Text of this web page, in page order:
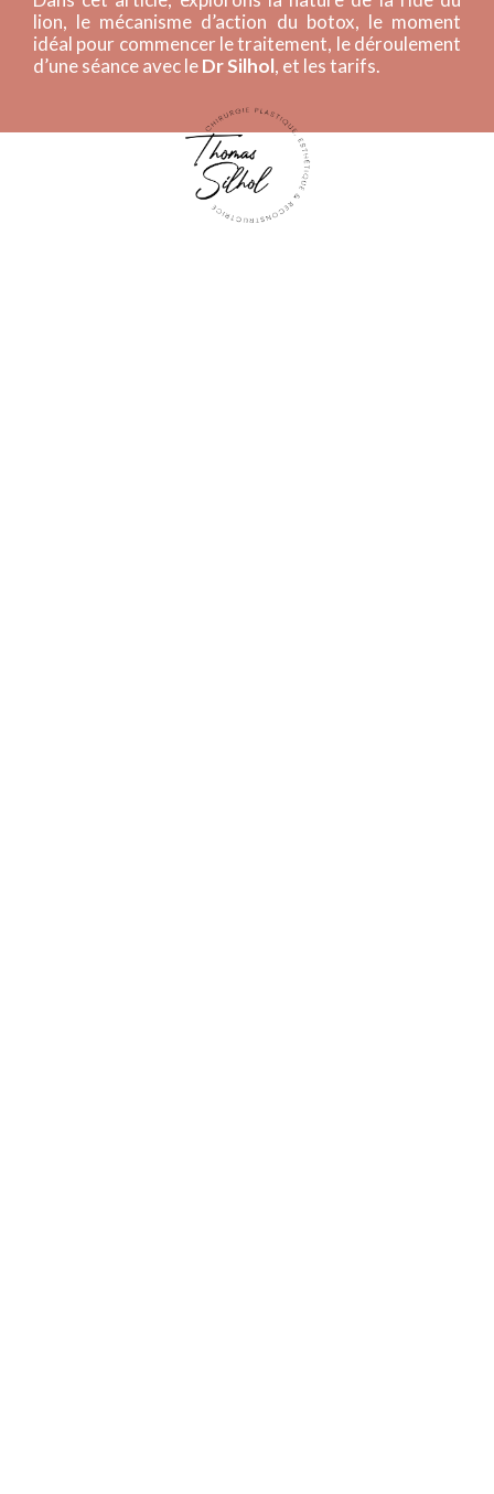
lion, le mécanisme d’action du botox, le moment
idéal pour commencer le traitement, le déroulement
d’une séance avec leDr Silhol, et les tarifs.